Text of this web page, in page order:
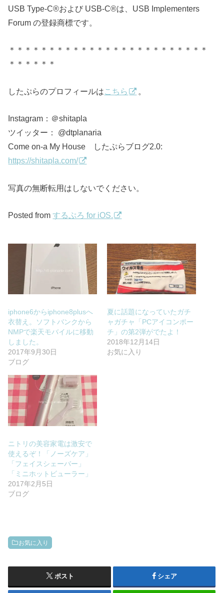
USB Type-C®および USB-C®は、USB Implementers
Forum の登録商標です。
＊＊＊＊＊＊＊＊＊＊＊＊＊＊＊＊＊＊＊＊＊＊＊＊＊
＊＊＊＊＊＊
したぷらのプロフィールはこちら 。
Instagram：＠shitapla
ツイッター： @dtplanaria
Come on-a My House したぷらブログ2.0:
https://shitapla.com/
写真の無断転用はしないでください。
Posted fromするぷろ for iOS.
iphone6からiphone8plusへ
衣替え。ソフトバンクから
NMPで楽天モバイルに移動
しました。
2017年9月30日
ブログ
夏に話題になっていたガチ
ャガチャ「PCアイコンポー
チ」の第2弾がでたよ！
2018年12月14日
お気に入り
ニトリの美容家電は激安で
使えるぞ！「ノーズケア」
「フェイスシェーバー」
「ミニホットビューラー」
2017年2月5日
ブログ
お気に入り
ポスト シェア